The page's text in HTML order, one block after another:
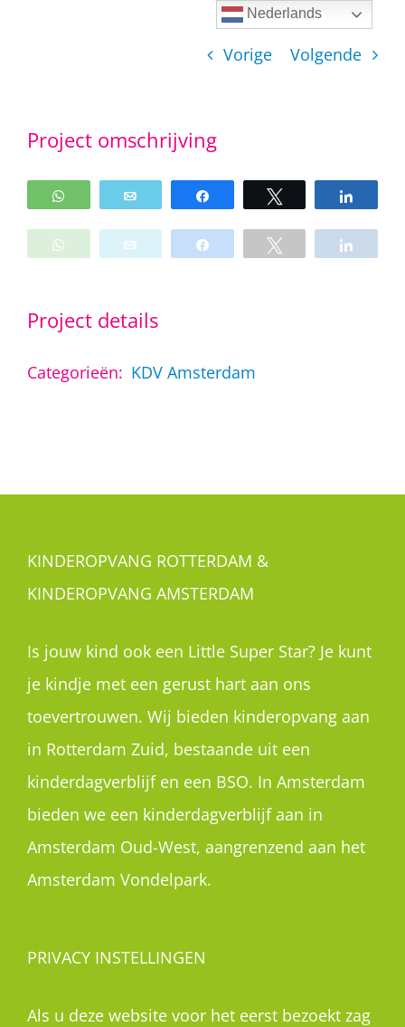
Vorige Volgende
Project omschrijving
WhatsApp
WhatsApp
Project details
Categorieën: KDV Amsterdam
KINDEROPVANG ROTTERDAM &
KINDEROPVANG AMSTERDAM
Is jouw kind ook een Little Super Star? Je kunt
je kindje met een gerust hart aan ons
toevertrouwen. Wij bieden kinderopvang aan
in Rotterdam Zuid, bestaande uit een
kinderdagverblijf en een BSO. In Amsterdam
bieden we een kinderdagverblijf aan in
Amsterdam Oud-West, aangrenzend aan het
Amsterdam Vondelpark.
PRIVACY INSTELLINGEN
Als u deze website voor het eerst bezoekt zag
Nederlands